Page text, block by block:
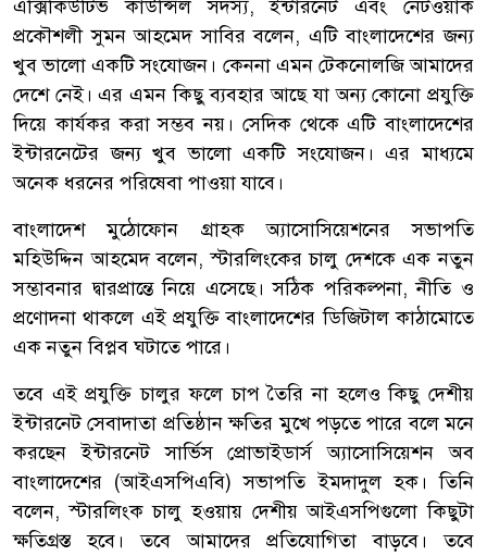
এক্সিকিউটিভ কাউন্সিল সদস্য, ইন্টারনেট এবং নেটওয়ার্ক
প্রকৌশলী সুমন আহমেদ সাবির বলেন, এটি বাংলাদেশের জন্য
খুব ভালো একটি সংযোজন। কেননা এমন টেকনোলজি আমাদের
দেশে নেই। এর এমন কিছু ব্যবহার আছে যা অন্য কোনো প্রযুক্তি
দিয়ে কার্যকর করা সম্ভব নয়। সেদিক থেকে এটি বাংলাদেশের
ইন্টারনেটের জন্য খুব ভালো একটি সংযোজন। এর মাধ্যমে
অনেক ধরনের পরিষেবা পাওয়া যাবে।
বাংলাদেশ মুঠোফোন গ্রাহক অ্যাসোসিয়েশনের সভাপতি
মহিউদ্দিন আহমেদ বলেন, স্টারলিংকের চালু দেশকে এক নতুন
সম্ভাবনার দ্বারপ্রান্তে নিয়ে এসেছে। সঠিক পরিকল্পনা, নীতি ও
প্রণোদনা থাকলে এই প্রযুক্তি বাংলাদেশের ডিজিটাল কাঠামোতে
এক নতুন বিপ্লব ঘটাতে পারে।
তবে এই প্রযুক্তি চালুর ফলে চাপ তৈরি না হলেও কিছু দেশীয়
ইন্টারনেট সেবাদাতা প্রতিষ্ঠান ক্ষতির মুখে পড়তে পারে বলে মনে
করছেন ইন্টারনেট সার্ভিস প্রোভাইডার্স অ্যাসোসিয়েশন অব
বাংলাদেশের (আইএসপিএবি) সভাপতি ইমদাদুল হক। তিনি
বলেন, স্টারলিংক চালু হওয়ায় দেশীয় আইএসপিগুলো কিছুটা
ক্ষতিগ্রস্ত হবে। তবে আমাদের প্রতিযোগিতা বাড়বে। তবে